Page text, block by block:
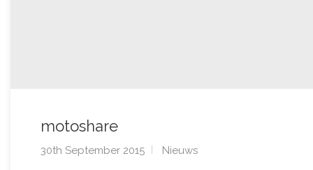
motoshare
30th September 2015 Nieuws